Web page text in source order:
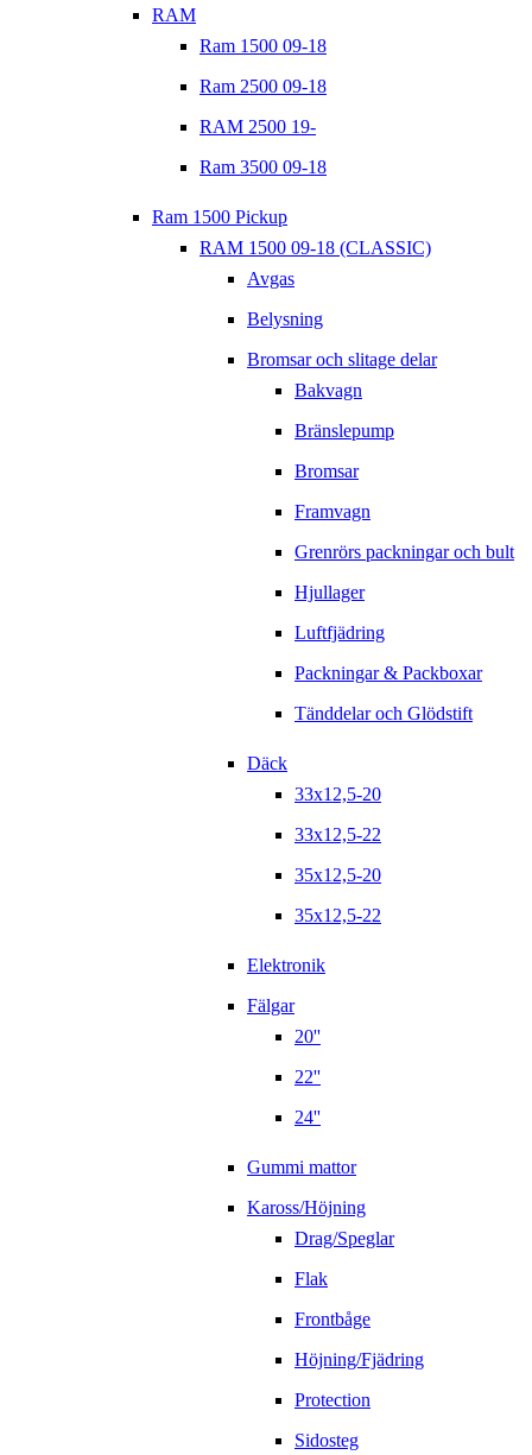
RAM
Ram 1500 09-18
Ram 2500 09-18
RAM 2500 19-
Ram 3500 09-18
Ram 1500 Pickup
RAM 1500 09-18 (CLASSIC)
Avgas
Belysning
Bromsar och slitage delar
Bakvagn
Bränslepump
Bromsar
Framvagn
Grenrörs packningar och bult
Hjullager
Luftfjädring
Packningar & Packboxar
Tänddelar och Glödstift
Däck
33x12,5-20
33x12,5-22
35x12,5-20
35x12,5-22
Elektronik
Fälgar
20''
22''
24''
Gummi mattor
Kaross/Höjning
Drag/Speglar
Flak
Frontbåge
Höjning/Fjädring
Protection
Sidosteg